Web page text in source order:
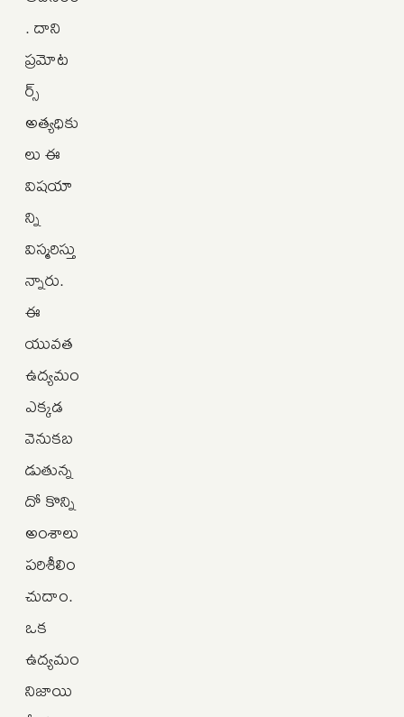
. దాని
ప్రమోట
ర్స్
అత్యధికు
లు ఈ
విషయా
న్ని
విస్మరిస్తు
న్నారు.
ఈ
యువత
ఉద్యమం
ఎక్కడ
వెనుకబ
డుతున్న
దో కొన్ని
అంశాలు
పరిశీలిం
చుదాం.
ఒక
ఉద్యమం
నిజాయి